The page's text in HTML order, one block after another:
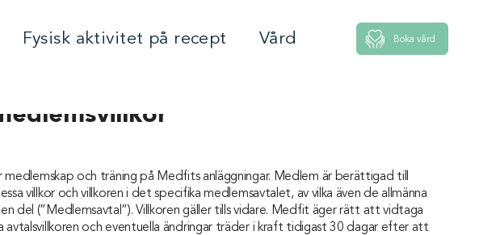
Fysisk aktivitet på recept Vård Boka vård
medlemskap och träning på Medfits anläggningar. Medlem är berättigad till
villkor och villkoren i det specifika medlemsavtalet, av vilka även de allmänna
del (”Medlemsavtal”). Villkoren gäller tills vidare. Medfit äger rätt att vidtaga
avtalsvillkoren och eventuella ändringar träder i kraft tidigast 30 dagar efter att